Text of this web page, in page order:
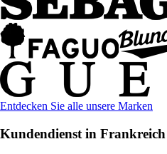
Entdecken Sie alle unsere Marken
Kundendienst in Frankreich